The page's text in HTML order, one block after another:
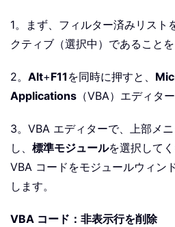
1。まず、フィルター済みリスト
クティブ（選択中）であることを
2。 Alt+F11 を同時に押すと、
Applications （VBA）エディタ
3。VBA エディターで、上部メ
し、 標準モジュールを選択して
VBA コードをモジュールウィン
します。
VBA コード：非表示行を削除